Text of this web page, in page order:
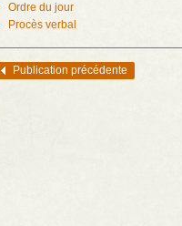
Ordre du jour
Procès verbal
Navigation des articles
Publication précédente